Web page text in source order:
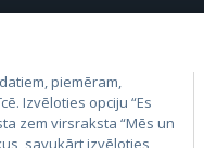
City24.lv
City24.ee
GetaPro.lv
GetaPro.ee
piemēram,
Izvēloties opciju “Es
zem virsraksta “Mēs un
savukārt izvēloties